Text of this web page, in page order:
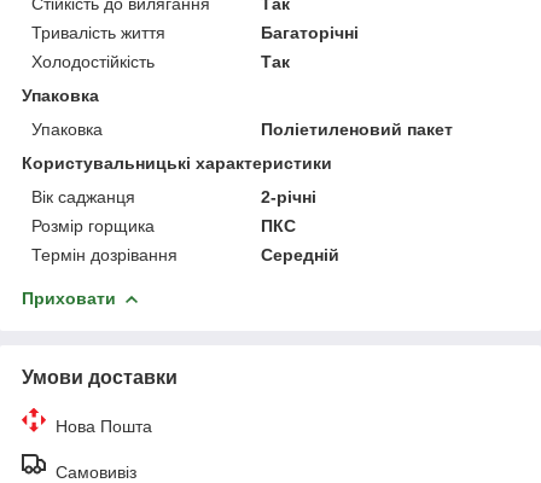
Тривалість життя
Багаторічні
Холодостійкість
Так
Упаковка
Упаковка
Поліетиленовий пакет
Користувальницькі характеристики
Вік саджанця
2-річні
Розмір горщика
ПКС
Термін дозрівання
Середній
Приховати
Умови доставки
Нова Пошта
Самовивіз